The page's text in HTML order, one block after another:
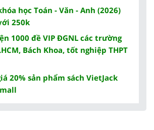
học Toán - Văn - Anh (2026)
250k
1000 đề VIP ĐGNL các trường
Bách Khoa, tốt nghiệp THPT
20% sản phẩm sách VietJack